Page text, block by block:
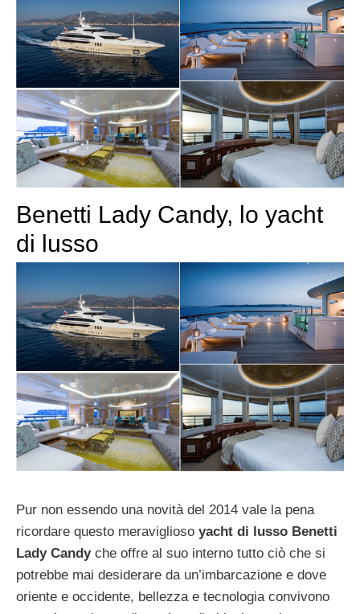
Benetti Lady Candy, lo yacht
di lusso
Pur non essendo una novità del 2014 vale la pena
ricordare questo meraviglioso yacht di lusso Benetti
Lady Candyche offre al suo interno tutto ciò che si
potrebbe mai desiderare da un’imbarcazione e dove
oriente e occidente, bellezza e tecnologia convivono